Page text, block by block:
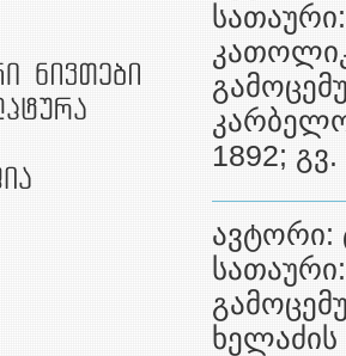
1892;
ავტორი:
ხელაძის